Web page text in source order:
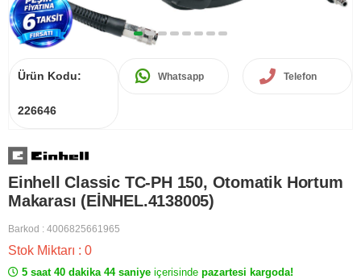
Ürün Kodu:
226646
Whatsapp Telefon
Einhell Classic TC-PH 150, Otomatik Hortum
Makarası (EİNHEL.4138005)
Barkod : 4006825661965
Stok Miktarı : 0
5 saat 40 dakika 44 saniye içerisinde pazartesi kargoda!